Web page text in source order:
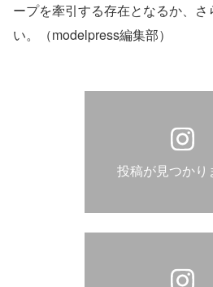
ープを牽引する存在となるか、
い。（modelpress編集部）
投稿が見つかり